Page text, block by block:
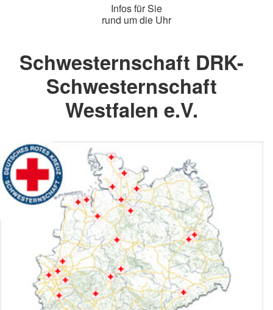
Infos für Sie
rund um die Uhr
Schwesternschaft DRK-
Schwesternschaft
Westfalen e.V.